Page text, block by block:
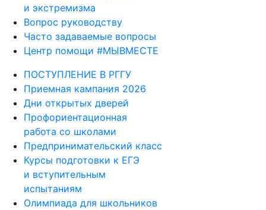
и экстремизма
Вопрос руководству
Часто задаваемые вопросы
Центр помощи #МЫВМЕСТЕ
ПОСТУПЛЕНИЕ В РГГУ
Приемная кампания 2026
Дни открытых дверей
Профориентационная
работа со школами
Предпринимательский класс
Курсы подготовки к ЕГЭ
и вступительным
испытаниям
Олимпиада для школьников